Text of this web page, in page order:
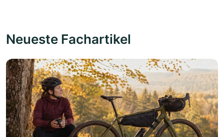
Neueste Fachartikel